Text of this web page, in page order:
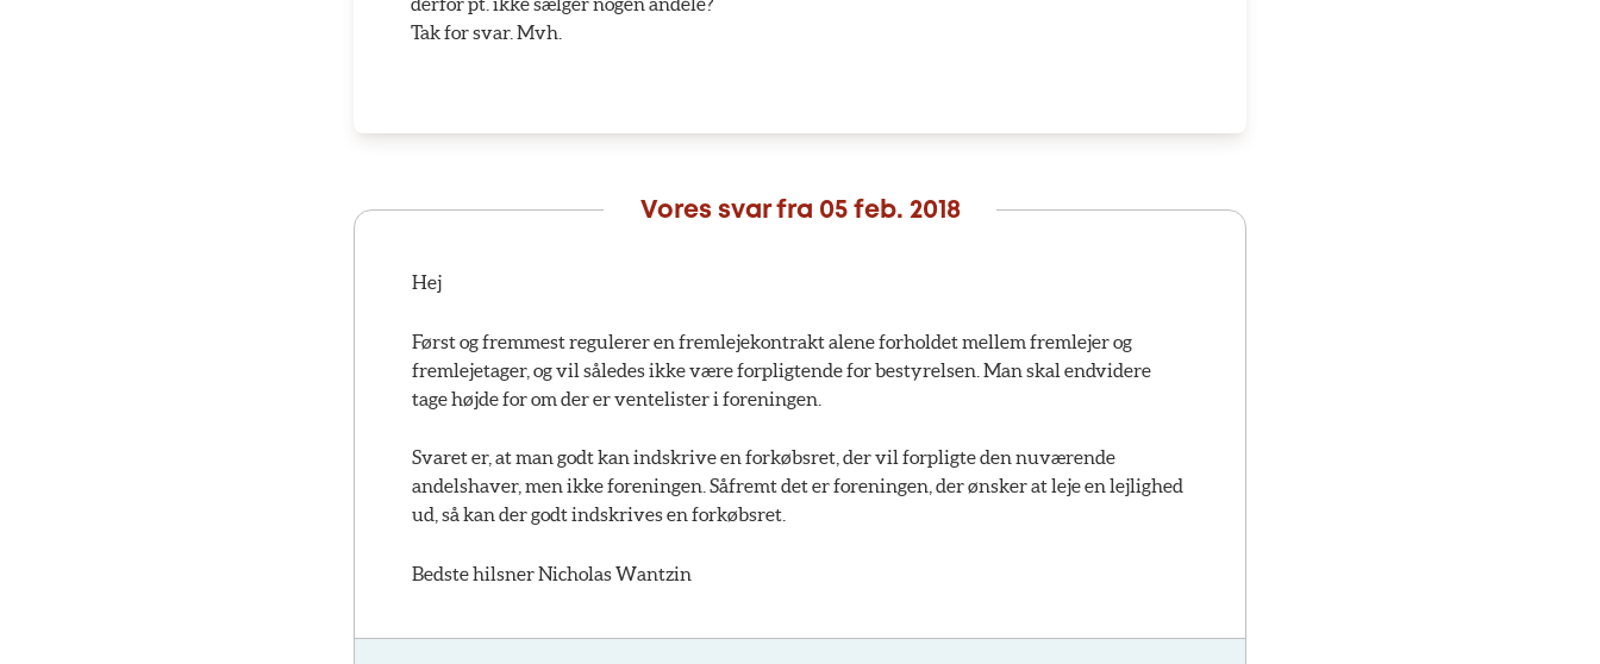
Tak for svar. Mvh.
Vores svar fra 05 feb. 2018
Hej
Først og fremmest regulerer en fremlejekontrakt alene forholdet mellem fremlejer og
fremlejetager, og vil således ikke være forpligtende for bestyrelsen. Man skal endvidere
tage højde for om der er ventelister i foreningen.
Svaret er, at man godt kan indskrive en forkøbsret, der vil forpligte den nuværende
andelshaver, men ikke foreningen. Såfremt det er foreningen, der ønsker at leje en lejlighed
ud, så kan der godt indskrives en forkøbsret.
Bedste hilsner Nicholas Wantzin